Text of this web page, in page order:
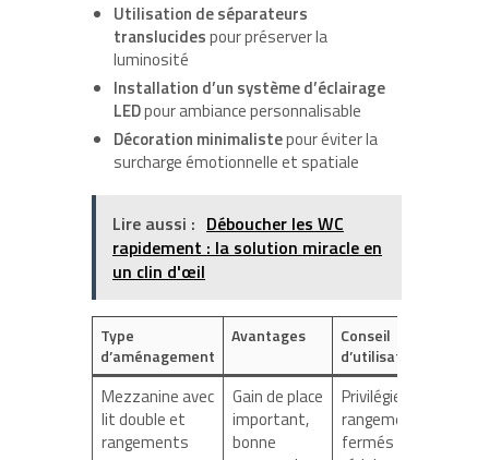
Utilisation de séparateurs
translucidespour préserver la
luminosité
Installation d’un système d’éclairage
LEDpour ambiance personnalisable
Décoration minimalistepour éviter la
surcharge émotionnelle et spatiale
Lire aussi : Déboucher les WC
rapidement : la solution miracle en
un clin d'œil
Type
d’aménagement
Avantages
Conseil
d’utilisation
Mezzanine avec
lit double et
rangements
Gain de place
important,
bonne
Privilégier les
rangements
fermés pour